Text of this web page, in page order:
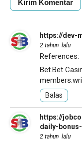
https://dev-
2 tahun lalu
References:
Bet.Bet
Balas
https://
daily-
2 tahun lalu